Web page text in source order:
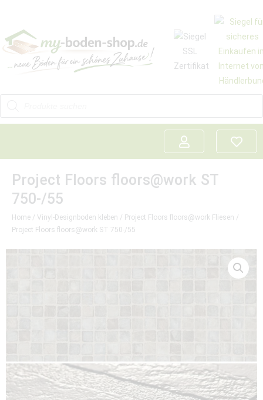
Project Floors floors@work ST
750-/55
Home / Vinyl-Designboden kleben / Project Floors floors@work Fliesen /
Project Floors floors@work ST 750-/55